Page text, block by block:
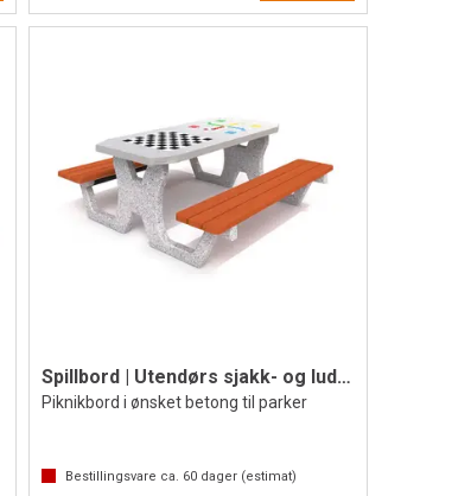
Spillbord | Utendørs sjakk- og ludobord
Piknikbord i ønsket betong til parker
Bestillingsvare ca. 60 dager (estimat)